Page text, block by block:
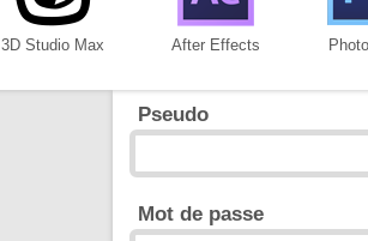
3D Studio Max After Effects
Pseudo
Mot de passe